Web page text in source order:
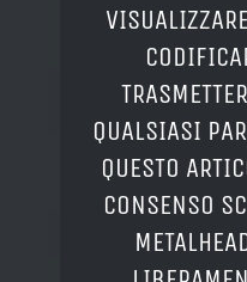
QUALSIASI
QUESTO
CONSENSO